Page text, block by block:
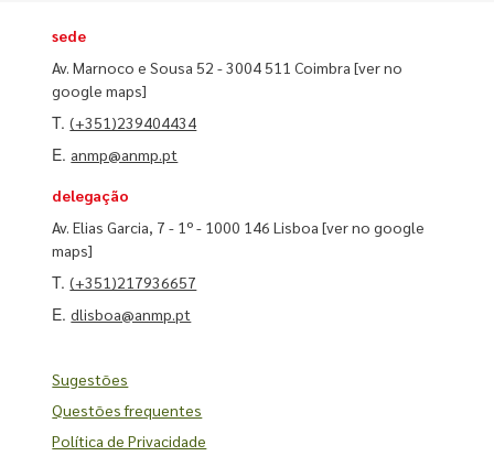
sede
Av. Marnoco e Sousa 52 - 3004 511 Coimbra[ver no
google maps]
T.(+351)239404434
E. anmp@anmp.pt
delegação
Av. Elias Garcia, 7 - 1º - 1000 146 Lisboa[ver no google
maps]
T.(+351)217936657
E.dlisboa@anmp.pt
Sugestões
Questões frequentes
Política de Privacidade